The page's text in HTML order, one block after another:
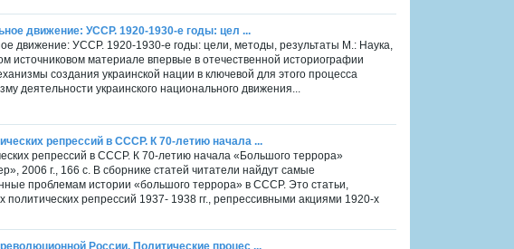
движение: УССР. 1920-1930-е годы: цел ...
движение: УССР. 1920-1930-е годы: цели, методы, результаты М.: Наука,
источниковом материале впервые в отечественной историографии
создания украинской нации в ключевой для этого процесса
деятельности украинского национального движения...
репрессий в СССР. К 70-летию начала ...
репрессий в СССР. К 70-летию начала «Большого террора»
2006 г., 166 с. В сборнике статей читатели найдут самые
проблемам истории «большого террора» в СССР. Это статьи,
репрессий 1937- 1938 гг., репрессивными акциями 1920-х
России. Политические процес ...